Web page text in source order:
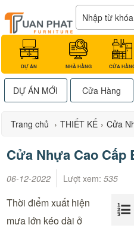
DỰ ÁN NHÀ HÀNG CỬA
DỰ ÁN MỚI Cửa Hàng
Trang chủ › THIẾT KẾ › Cửa
Cửa Nhựa Cao Cấp
06-12-2022 Lượt xem:535
Thời điểm xuất hiện
mưa lớn kéo dài ở